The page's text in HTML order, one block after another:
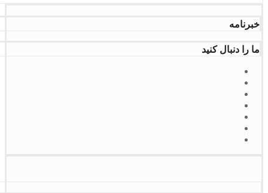
خبرنامه
ما را دنبال کنید